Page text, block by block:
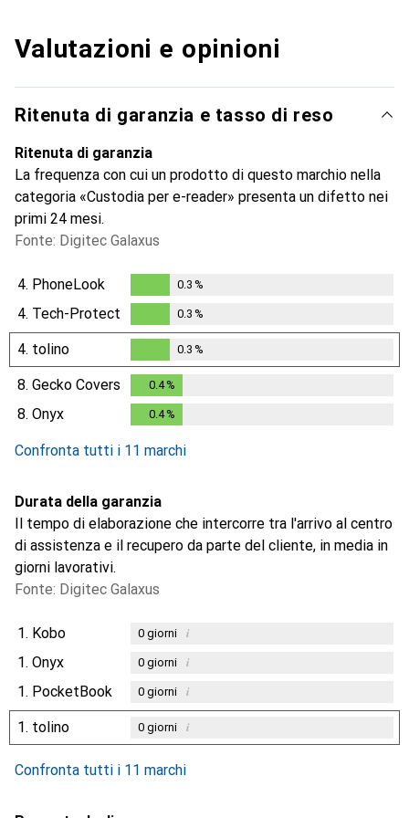
Valutazioni e opinioni
Ritenuta di garanzia e tasso di reso
Ritenuta di garanzia
La frequenza con cui un prodotto di questo marchio nella
categoria «Custodia per e-reader» presenta un difetto nei
primi 24 mesi.
Fonte: Digitec Galaxus
4. PhoneLook
0.3%
0.3 %
4. Tech-Protect
0.3%
0.3 %
4. tolino
0.3%
0.3 %
8. Gecko Covers 0.4%
8. Onyx 0.4%
Confronta tutti i 11 marchi
Durata della garanzia
Il tempo di elaborazione che intercorre tra l'arrivo al centro
di assistenza e il recupero da parte del cliente, in media in
giorni lavorativi.
Fonte: Digitec Galaxus
1. Kobo 0giorni i
1. Onyx 0giorni i
1. PocketBook 0giorni i
1. tolino 0giorni i
Confronta tutti i 11 marchi